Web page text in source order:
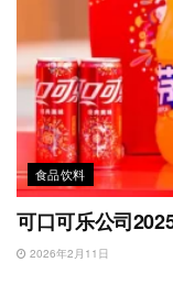
食品饮料
可口可乐公司
2026年2月11日